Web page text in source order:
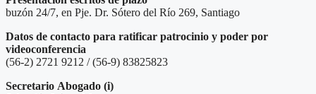
buzón 24/7, en Pje. Dr. Sótero del Río 269, Santiago
Datos de contacto para ratificar patrocinio y poder por
videoconferencia
(56-2) 2721 9212 / (56-9) 83825823
Secretario Abogado (i)